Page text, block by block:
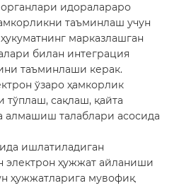
идоралараро
таъминлаш учун
марказлашган
билан интеграция
таъминлаши керак.
ўзаро ҳамкорлик
тўплаш, сақлаш, қайта
алмашиш талаблари асосида
ишлатиладиган
электрон ҳужжат айланиши
ҳужжатларига мувофиқ